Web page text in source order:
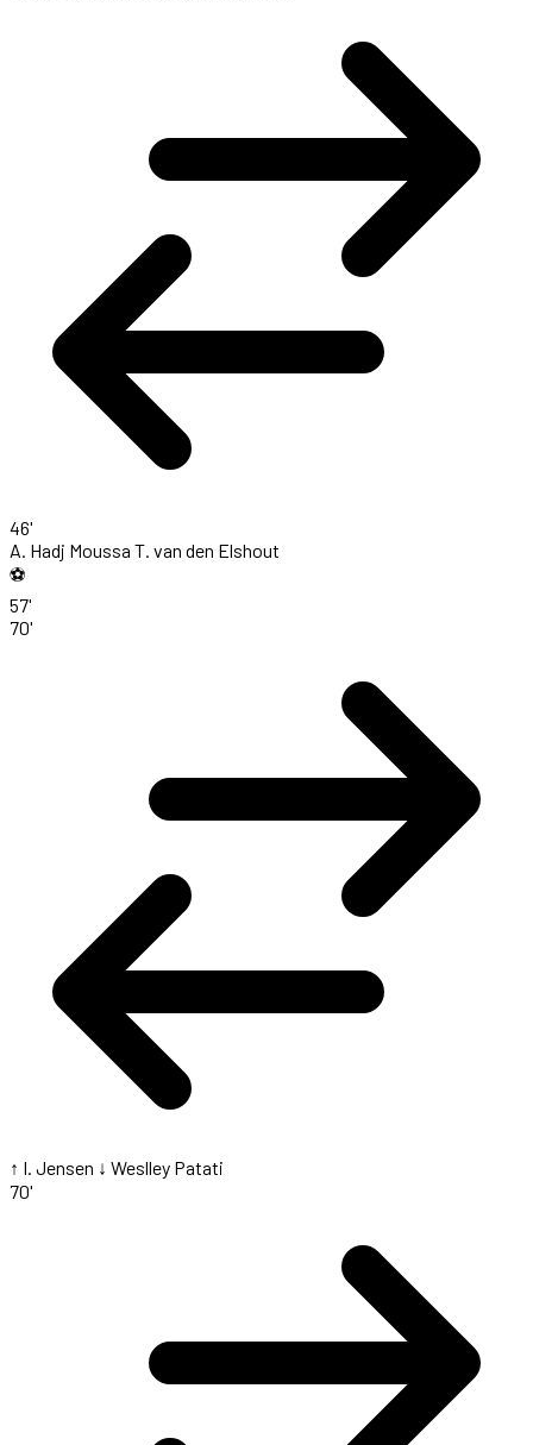
46'
A. Hadj Moussa T. van den Elshout
⚽
57'
70'
↑ I. Jensen ↓ Weslley Patati
70'